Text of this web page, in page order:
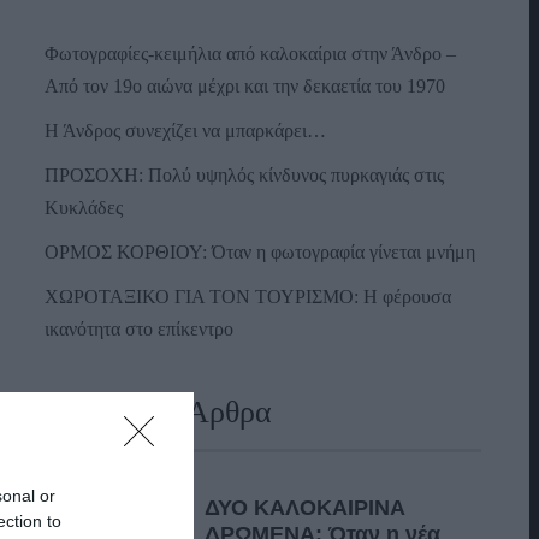
or
to
Φωτογραφίες-κειμήλια από καλοκαίρια στην Άνδρο –
Από τον 19ο αιώνα μέχρι και την δεκαετία του 1970
Η Άνδρος συνεχίζει να μπαρκάρει…
ΠΡΟΣΟΧΗ: Πολύ υψηλός κίνδυνος πυρκαγιάς στις
Κυκλάδες
ΟΡΜΟΣ ΚΟΡΘΙΟΥ: Όταν η φωτογραφία γίνεται μνήμη
ΧΩΡΟΤΑΞΙΚΟ ΓΙΑ ΤΟΝ ΤΟΥΡΙΣΜΟ: Η φέρουσα
ικανότητα στο επίκεντρο
Πρόσφατα Άρθρα
ΔΥΟ ΚΑΛΟΚΑΙΡΙΝΑ